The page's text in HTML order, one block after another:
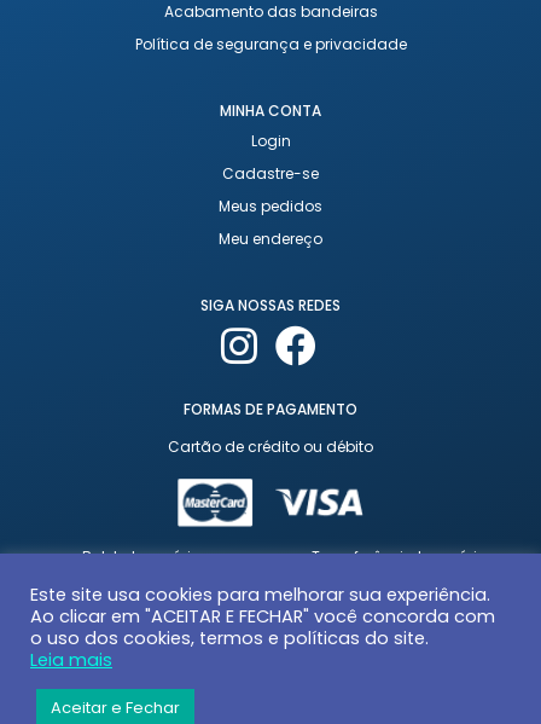
Acabamento das bandeiras
Política de segurança e privacidade
MINHA CONTA
Login
Cadastre-se
Meus pedidos
Meu endereço
SIGA NOSSAS REDES
FORMAS DE PAGAMENTO
Cartão de crédito ou débito
Boleto bancário Transferência bancária
Este site usa cookies para melhorar sua experiência.
Ao clicar em "ACEITAR E FECHAR" você concorda com
o uso dos cookies, termos e políticas do site.
Leia mais
Aceitar e Fechar